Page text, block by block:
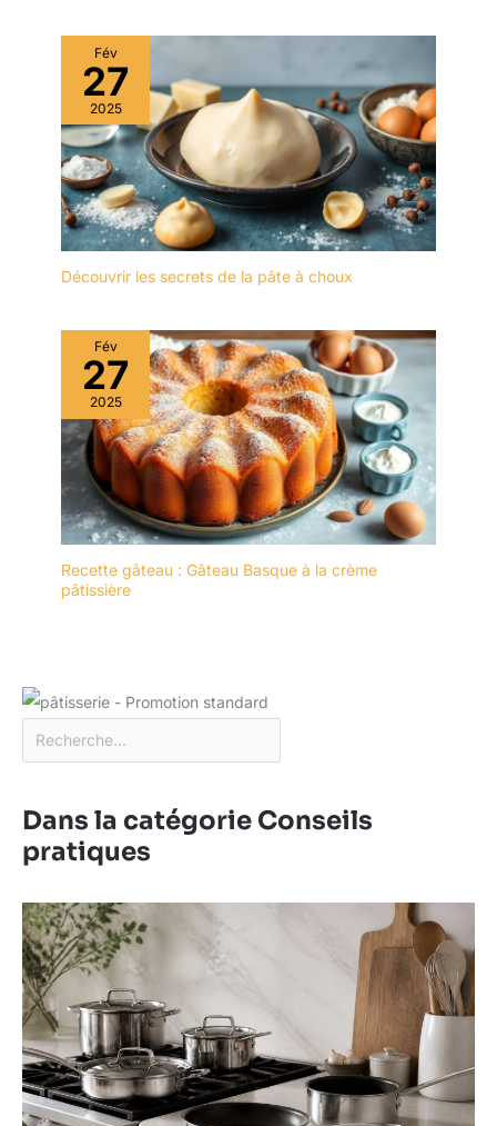
Fév
27
2025
Découvrir les secrets de la pâte à choux
Fév
27
2025
Recette gâteau : Gâteau Basque à la crème
pâtissière
Dans la catégorie Conseils
pratiques